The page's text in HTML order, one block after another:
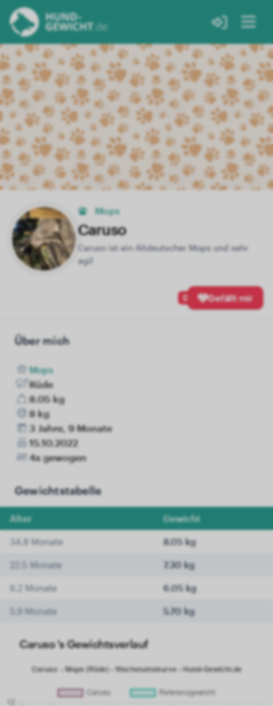
Mops
Caruso
Caruso ist ein Altdeutscher Mops und sehr
agil
0 Gefällt mir
Über mich
Mops
Rüde
8.05 kg
8 kg
3 Jahre, 9 Monate
15.10.2022
4x gewogen
Gewichtstabelle
Alter Gewicht
34.8 Monate 8.05 kg
22.5 Monate 7.30 kg
6.2 Monate 6.05 kg
5.9 Monate 5.70 kg
Caruso 's Gewichtsverlauf